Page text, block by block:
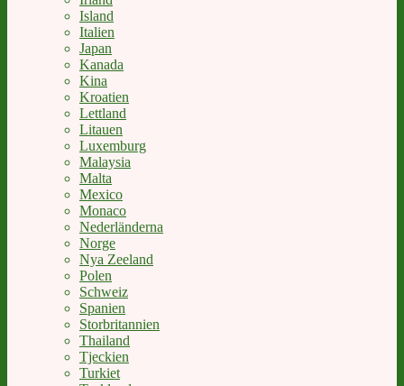
Island
Italien
Japan
Kanada
Kina
Kroatien
Lettland
Litauen
Luxemburg
Malaysia
Malta
Mexico
Monaco
Nederländerna
Norge
Nya Zeeland
Polen
Schweiz
Spanien
Storbritannien
Thailand
Tjeckien
Turkiet